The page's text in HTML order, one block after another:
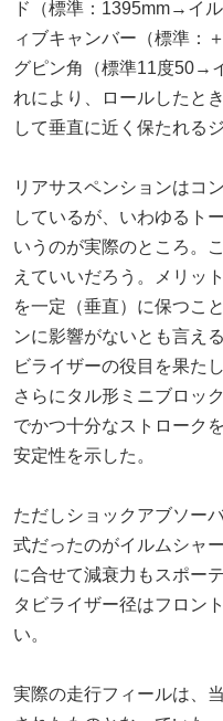
ド（標準：1395mm→イ
ィブキャンバー（標準：
グピン角（標準11度50→
れにより、ロールしたと
して垂直に近く保たれる
リアサスペンションはコ
しているが、いわゆるト
いうのが実際のところ。
えていいだろう。メリッ
を一定（垂直）に保つこ
ンに影響がないとも言え
ビライザーの役目を果た
さらにタル形ミニブロッ
でかつ十分なストローク
安定性を示した。
ただしショックアブソー
式だったのがイルムシャ
に合せて減衰力もスポー
タビライザー径はフロン
い。
実際の走行フィールは、